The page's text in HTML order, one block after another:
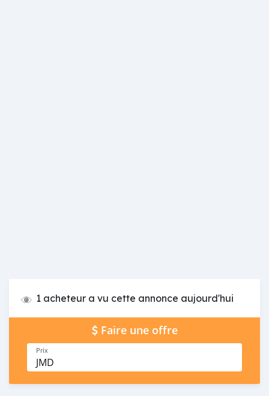
1 acheteur a vu cette annonce aujourd'hui
Faire une offre
Prix
JMD